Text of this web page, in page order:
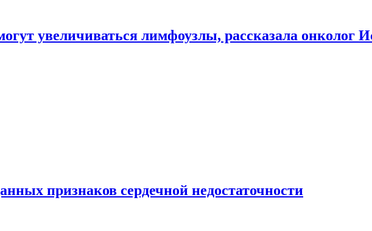
увеличиваться лимфоузлы, рассказала онколог
признаков сердечной недостаточности